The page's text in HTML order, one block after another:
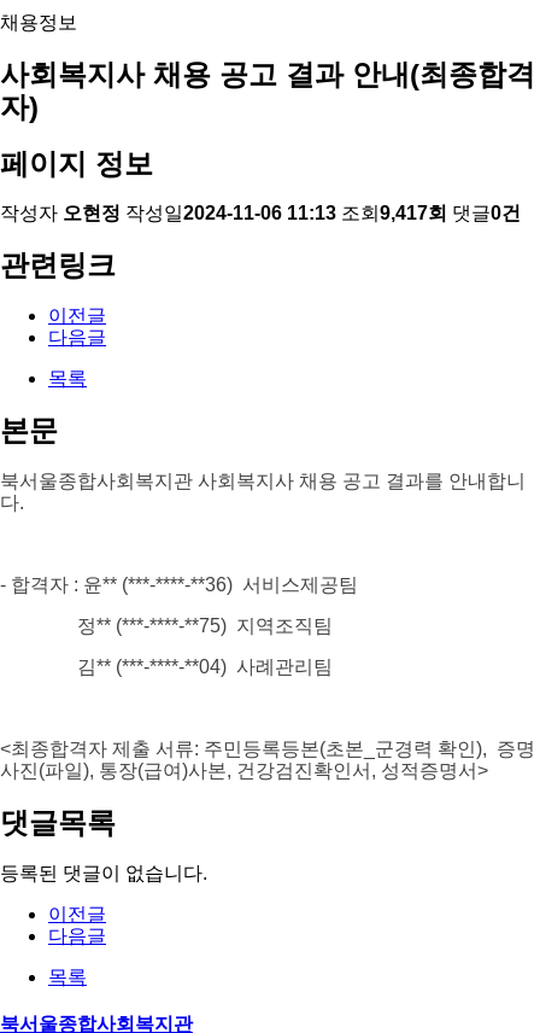
채용정보
사회복지사 채용 공고 결과 안내(최종합격
자)
페이지 정보
작성자 오현정 작성일2024-11-06 11:13 조회 9,417회 댓글0건
관련링크
이전글
다음글
목록
본문
북서울종합사회복지관 사회복지사 채용 공고 결과를 안내합니
다.
- 합격자 : 윤** (***-****-**36) 서비스제공팀
정** (***-****-**75) 지역조직팀
김** (***-****-**04) 사례관리팀
<최종합격자 제출 서류: 주민등록등본(초본_군경력 확인), 증명
사진 (파일), 통장(급여)사본, 건강검진확인서 , 성적증명서>
댓글목록
등록된 댓글이 없습니다.
이전글
다음글
목록
북서울종합사회복지관